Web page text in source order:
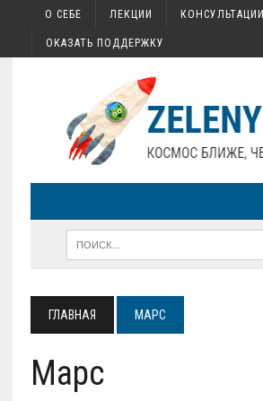
О СЕБЕ ЛЕКЦИИ КОНСУЛЬТАЦИИ
ОКАЗАТЬ ПОДДЕРЖКУ
ГЛАВНАЯ МАРС
Марс